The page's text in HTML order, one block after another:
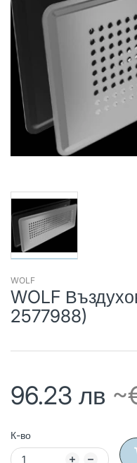
WOLF
WOLF
2577988)
96.23 лв
К-во